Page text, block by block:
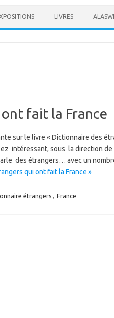
LIVRES
fait la France
sur le livre « Dictionnaire des
intéressant, sous la direction de
des étrangers… avec un
qui ont fait la France »
étrangers , France